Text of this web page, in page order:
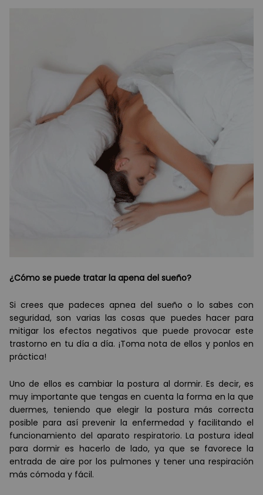
¿Cómo se puede tratar la apena del sueño?
Si crees que padeces apnea del sueño o lo sabes con
seguridad, son varias las cosas que puedes hacer para
mitigar los efectos negativos que puede provocar este
trastorno en tu día a día. ¡Toma nota de ellos y ponlos en
práctica!
Uno de ellos es cambiar la postura al dormir. Es decir, es
muy importante que tengas en cuenta la forma en la que
duermes, teniendo que elegir la postura más correcta
posible para asíprevenir la enfermedad y facilitando el
funcionamiento del aparato respiratorio. La postura ideal
para dormir es hacerlo de lado, ya que se favorece la
entrada de aire por los pulmones y tener una respiración
más cómoda y fácil.